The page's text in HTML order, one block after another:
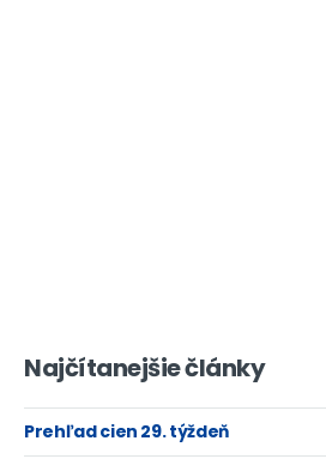
Najčítanejšie články
Prehľad cien 29. týždeň